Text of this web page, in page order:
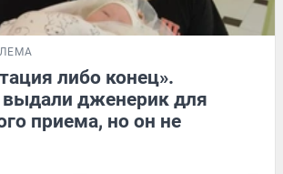
либо конец».
дженерик для
приема, но он не